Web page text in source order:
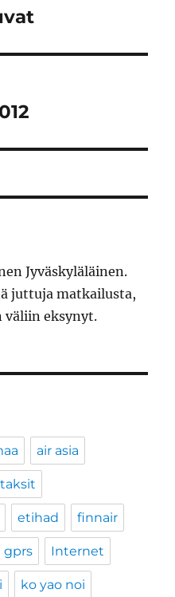
Jyväskyläläinen.
juttuja matkailusta,
väliin eksynyt.
air asia
etihad finnair
gprs Internet
ko yao noi